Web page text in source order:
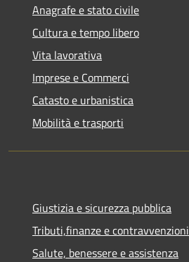
Anagrafe e stato civile
Cultura e tempo libero
Vita lavorativa
Imprese e Commerci
Catasto e urbanistica
Mobilità e trasporti
Giustizia e sicurezza pubblica
Tributi,finanze e contravvenzioni
Salute, benessere e assistenza